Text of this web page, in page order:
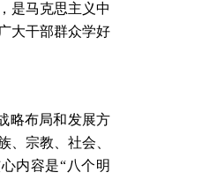
是马克思主义中
大干部群众学好
略布局和发展方
、宗教、社会、
内容是“八个明